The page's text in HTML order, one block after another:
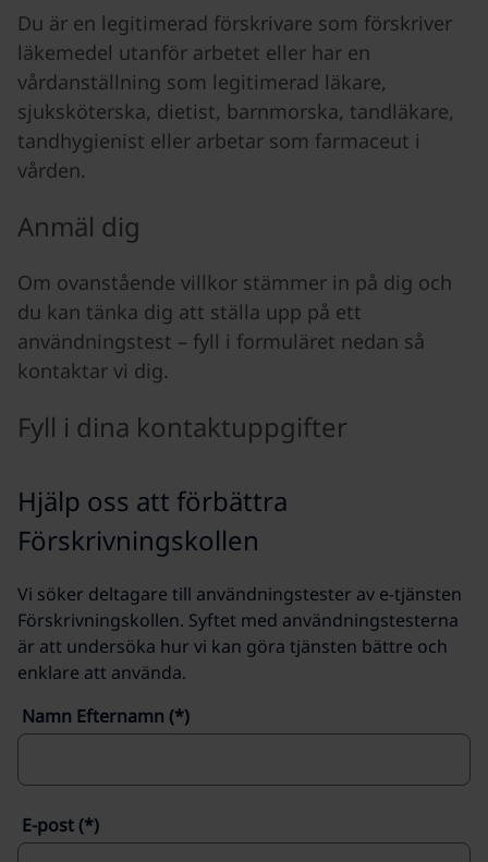
Du är en legitimerad förskrivare som förskriver
läkemedel utanför arbetet eller har en
vårdanställning som legitimerad läkare,
sjuksköterska, dietist, barnmorska, tandläkare,
tandhygienist eller arbetar som farmaceut i
vården.
Anmäl dig
Om ovanstående villkor stämmer in på dig och
du kan tänka dig att ställa upp på ett
användningstest – fyll i formuläret nedan så
kontaktar vi dig.
Fyll i dina kontaktuppgifter
Hjälp oss att förbättra
Förskrivningskollen
Vi söker deltagare till användningstester av e-tjänsten
Förskrivningskollen. Syftet med användningstesterna
är att undersöka hur vi kan göra tjänsten bättre och
enklare att använda.
Namn Efternamn
E-post